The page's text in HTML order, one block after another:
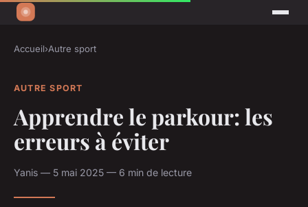
Accueil›Autre sport
AUTRE SPORT
Apprendre le parkour: les
erreurs à éviter
Yanis — 5 mai 2025 — 6 min de lecture